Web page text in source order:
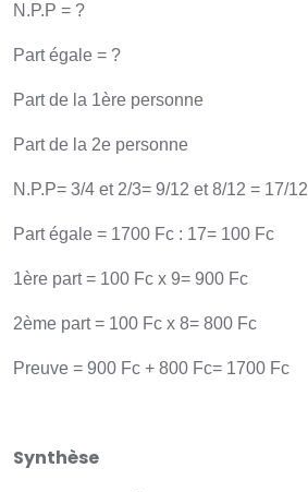
N.P.P = ?
Part égale = ?
Part de la 1ère personne
Part de la 2e personne
N.P.P= 3/4 et 2/3= 9/12 et 8/12 = 17/12
Part égale = 1700 Fc : 17= 100 Fc
1ère part = 100 Fc x 9= 900 Fc
2ème part = 100 Fc x 8= 800 Fc
Preuve = 900 Fc + 800 Fc= 1700 Fc
Synthèse